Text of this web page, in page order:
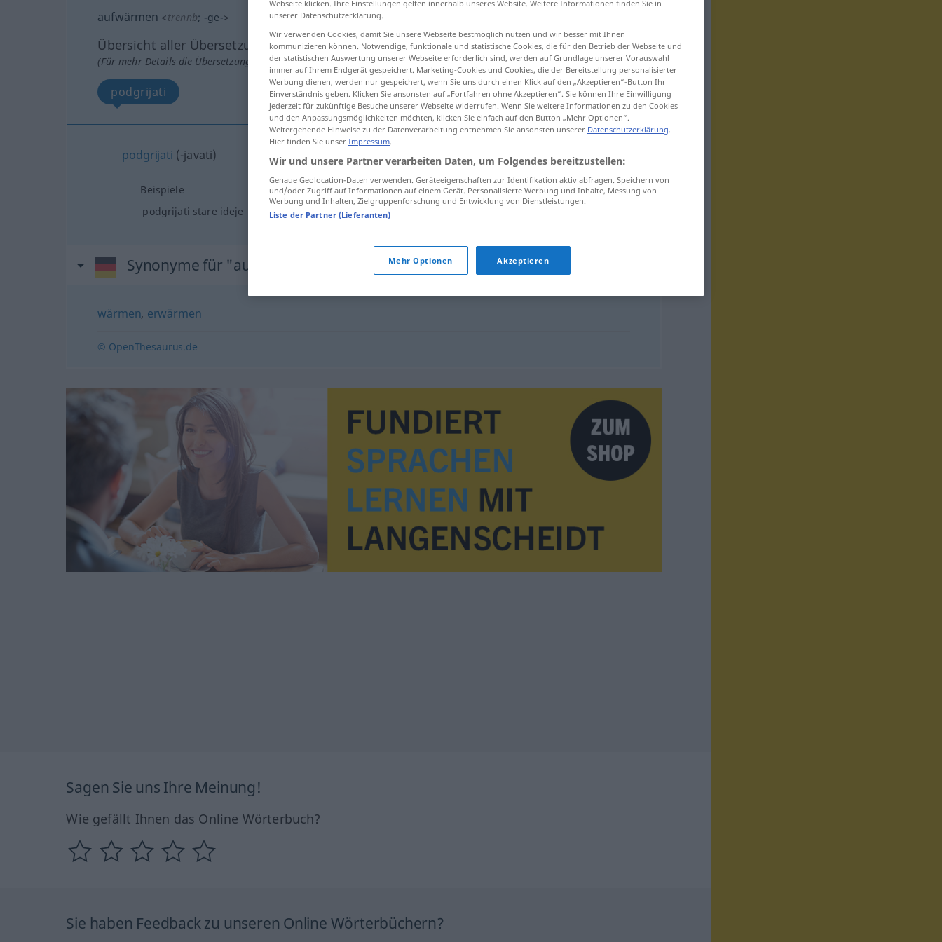
aufwärmen <trennb; -ge->
Übersicht aller Übersetzungen
(Für mehr Details die Übersetzung anklicken/antippen)
podgrijati
podgrijati (-javati) aufwärmen
Beispiele
podgrijati stare ideje
Synonyme für "aufwärmen"
wärmen, erwärmen
© OpenThesaurus.de
Sagen Sie uns Ihre Meinung!
Wie gefällt Ihnen das Online Wörterbuch?
Sie haben Feedback zu unseren Online Wörterbüchern?
Webseite klicken. Ihre Einstellungen gelten innerhalb unseres Website. Weitere Informationen finden Sie in
unserer Datenschutzerklärung.
Wir verwenden Cookies, damit Sie unsere Webseite bestmöglich nutzen und wir besser mit Ihnen
kommunizieren können. Notwendige, funktionale und statistische Cookies, die für den Betrieb der Webseite und
der statistischen Auswertung unserer Webseite erforderlich sind, werden auf Grundlage unserer Vorauswahl
immer auf Ihrem Endgerät gespeichert. Marketing-Cookies und Cookies, die der Bereitstellung personalisierter
Werbung dienen, werden nur gespeichert, wenn Sie uns durch einen Klick auf den „Akzeptieren“-Button Ihr
Einverständnis geben. Klicken Sie ansonsten auf „Fortfahren ohne Akzeptieren“. Sie können Ihre Einwilligung
jederzeit für zukünftige Besuche unserer Webseite widerrufen. Wenn Sie weitere Informationen zu den Cookies
und den Anpassungsmöglichkeiten möchten, klicken Sie einfach auf den Button „Mehr Optionen“.
Weitergehende Hinweise zu der Datenverarbeitung entnehmen Sie ansonsten unserer Datenschutzerklärung.
Hier finden Sie unser Impressum.
Wir und unsere Partner verarbeiten Daten, um Folgendes bereitzustellen:
Genaue Geolocation-Daten verwenden. Geräteeigenschaften zur Identifikation aktiv abfragen. Speichern von
und/oder Zugriff auf Informationen auf einem Gerät. Personalisierte Werbung und Inhalte, Messung von
Werbung und Inhalten, Zielgruppenforschung und Entwicklung von Dienstleistungen.
Liste der Partner (Lieferanten)
Mehr Optionen Akzeptieren